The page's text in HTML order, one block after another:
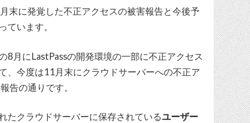
末に発覚した不正アクセスの被害報告と今後予
ています。
8月にLastPassの開発環境の一部に不正アクセス
、今度は11月末にクラウドサーバーへの不正ア
告の通りです。
たクラウドサーバーに保存されているユーザー